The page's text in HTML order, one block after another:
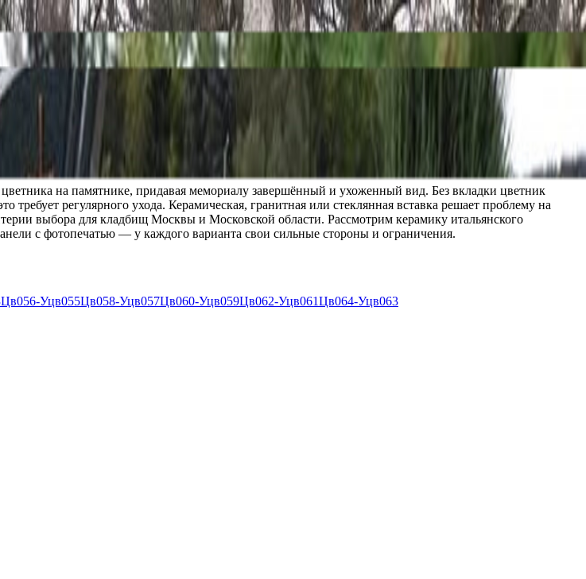
на памятнике, придавая мемориалу завершённый и ухоженный вид. Без вкладки цветник
регулярного ухода. Керамическая, гранитная или стеклянная вставка решает проблему на
выбора для кладбищ Москвы и Московской области. Рассмотрим керамику итальянского
с фотопечатью — у каждого варианта свои сильные стороны и ограничения.
Цв056-Уцв055Цв058-Уцв057Цв060-Уцв059Цв062-Уцв061Цв064-Уцв063